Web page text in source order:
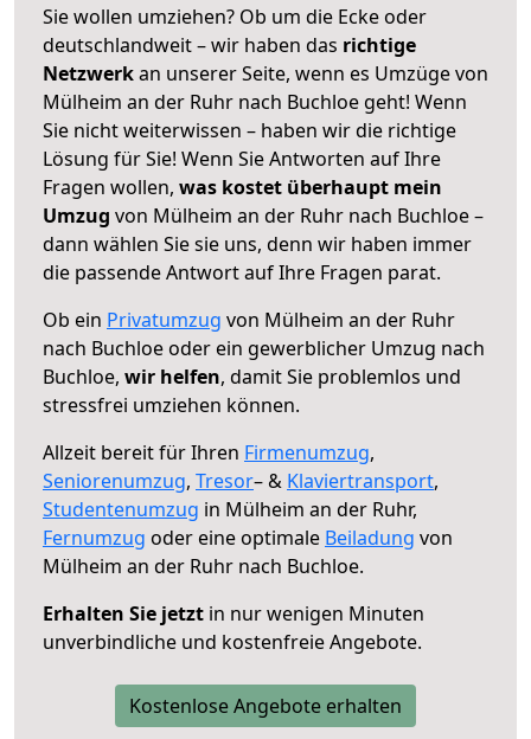
Sie wollen umziehen? Ob um die Ecke oder
deutschlandweit – wir haben das richtige
Netzwerkan unserer Seite, wenn es Umzüge von
Mülheim an der Ruhr nach Buchloe geht! Wenn
Sie nicht weiterwissen – haben wir die richtige
Lösung für Sie! Wenn Sie Antworten auf Ihre
Fragen wollen, was kostet überhaupt mein
Umzug von Mülheim an der Ruhr nach Buchloe –
dann wählen Sie sie uns, denn wir haben immer
die passende Antwort auf Ihre Fragen parat.
Ob ein Privatumzug von Mülheim an der Ruhr
nach Buchloe oder ein gewerblicher Umzug nach
Buchloe, wir helfen, damit Sie problemlos und
stressfrei umziehen können.
Allzeit bereit für Ihren Firmenumzug,
Seniorenumzug, Tresor– & Klaviertransport,
Studentenumzug in Mülheim an der Ruhr,
Fernumzug oder eine optimale Beiladung von
Mülheim an der Ruhr nach Buchloe.
Erhalten Sie jetzt in nur wenigen Minuten
unverbindliche und kostenfreie Angebote.
Kostenlose Angebote erhalten